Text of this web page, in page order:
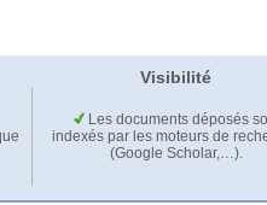
Visibilité
Les documents déposés
indexés par les moteurs de
(Google Scholar,…).